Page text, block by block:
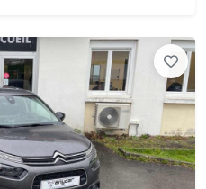
pluie
de jour et feux